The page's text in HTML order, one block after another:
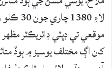
لاءِ
موقعي تي ڊپٽي ڊائريڪٽر
کان اڳ مختلف يوسيز ۾ ٻوڏ